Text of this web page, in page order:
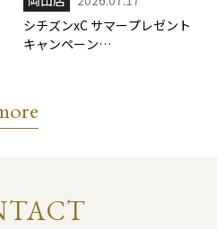
シチズンxC サマープレゼント
キャンペーン